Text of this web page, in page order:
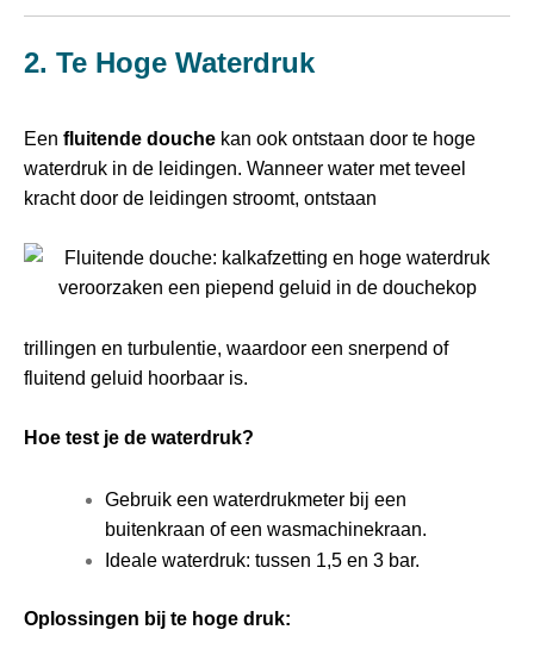
2. Te Hoge Waterdruk
Een fluitende douche kan ook ontstaan door te hoge
waterdruk in de leidingen. Wanneer water met teveel
kracht door de leidingen stroomt, ontstaan
trillingen en turbulentie, waardoor een snerpend of
fluitend geluid hoorbaar is.
Hoe test je de waterdruk?
Gebruik een waterdrukmeter bij een
buitenkraan of een wasmachinekraan.
Ideale waterdruk: tussen 1,5 en 3 bar.
Oplossingen bij te hoge druk: